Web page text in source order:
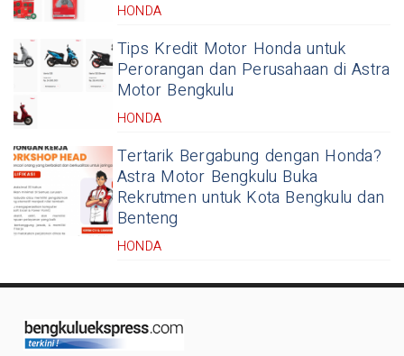
HONDA
Tips Kredit Motor Honda untuk
Perorangan dan Perusahaan di Astra
Motor Bengkulu
HONDA
Tertarik Bergabung dengan Honda?
Astra Motor Bengkulu Buka
Rekrutmen untuk Kota Bengkulu dan
Benteng
HONDA